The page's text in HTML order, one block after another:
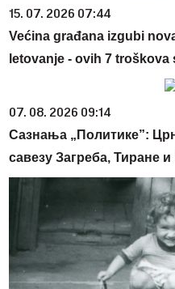
15. 07. 2026 07:44
Većina građana izgubi
letovanje - ovih 7
07. 08. 2026 09:14
Сазнања „Политике”:
савезу Загреба, Тиране